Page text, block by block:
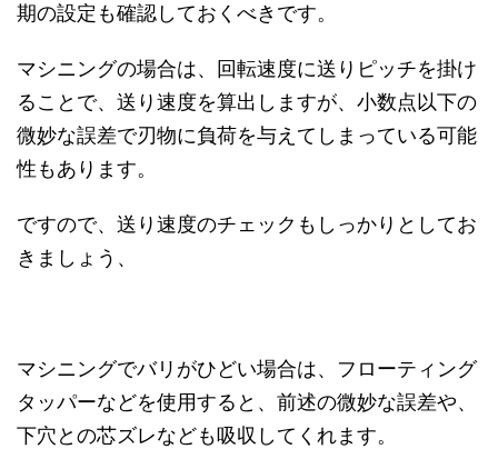
期の設定も確認しておくべきです。
マシニングの場合は、回転速度に送りピッチを掛け
ることで、送り速度を算出しますが、小数点以下の
微妙な誤差で刃物に負荷を与えてしまっている可能
性もあります。
ですので、送り速度のチェックもしっかりとしてお
きましょう、
マシニングでバリがひどい場合は、フローティング
タッパーなどを使用すると、前述の微妙な誤差や、
下穴との芯ズレなども吸収してくれます。